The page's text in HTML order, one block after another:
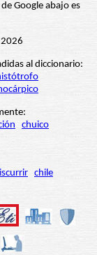
Google abajo es
al diccionario:
chuico
chile